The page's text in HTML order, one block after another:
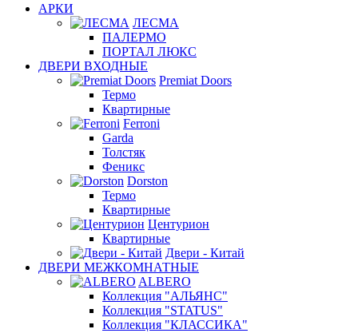
АРКИ
ЛЕСМА
ПАЛЕРМО
ПОРТАЛ ЛЮКС
ДВЕРИ ВХОДНЫЕ
Premiat Doors
Термо
Квартирные
Ferroni
Garda
Толстяк
Феникс
Dorston
Термо
Квартирные
Центурион
Квартирные
Двери - Китай
ДВЕРИ МЕЖКОМНАТНЫЕ
ALBERO
Коллекция "АЛЬЯНС"
Коллекция "STATUS"
Коллекция "КЛАССИКА"